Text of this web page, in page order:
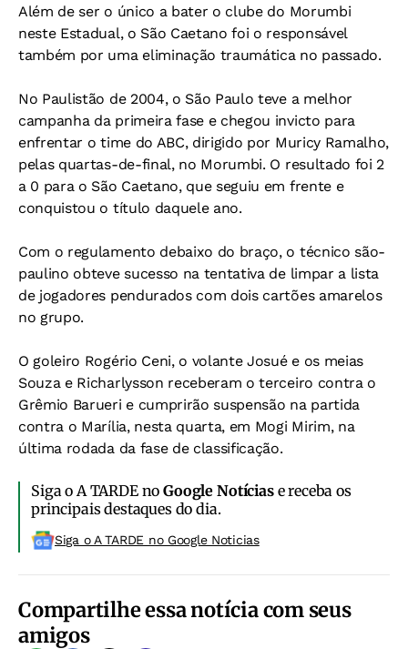
Além de ser o único a bater o clube do Morumbi
neste Estadual, o São Caetano foi o responsável
também por uma eliminação traumática no passado.
No Paulistão de 2004, o São Paulo teve a melhor
campanha da primeira fase e chegou invicto para
enfrentar o time do ABC, dirigido por Muricy Ramalho,
pelas quartas-de-final, no Morumbi. O resultado foi 2
a 0 para o São Caetano, que seguiu em frente e
conquistou o título daquele ano.
Com o regulamento debaixo do braço, o técnico são-
paulino obteve sucesso na tentativa de limpar a lista
de jogadores pendurados com dois cartões amarelos
no grupo.
O goleiro Rogério Ceni, o volante Josué e os meias
Souza e Richarlysson receberam o terceiro contra o
Grêmio Barueri e cumprirão suspensão na partida
contra o Marília, nesta quarta, em Mogi Mirim, na
última rodada da fase de classificação.
Siga o A TARDE noGoogle Notíciase receba os
principais destaques do dia.
Siga o A TARDE no Google Noticias
Compartilhe essa notícia com seus
amigos